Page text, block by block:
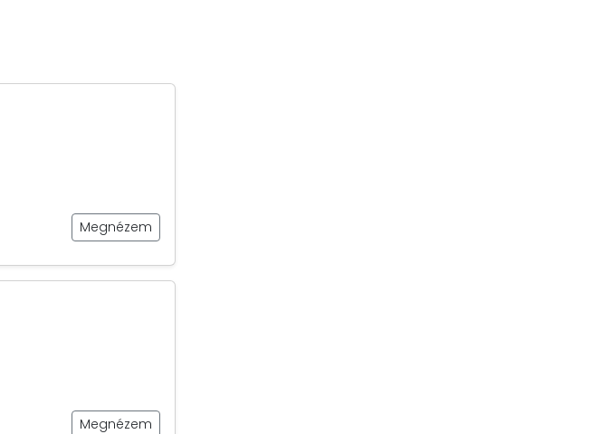
Megnézem
Megnézem